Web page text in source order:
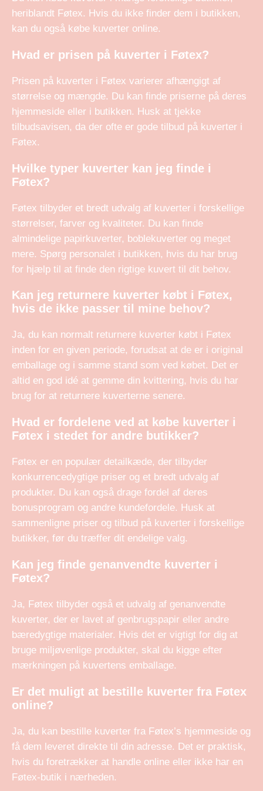
heriblandt Føtex. Hvis du ikke finder dem i butikken,
kan du også købe kuverter online.
Hvad er prisen på kuverter i Føtex?
Prisen på kuverter i Føtex varierer afhængigt af
størrelse og mængde. Du kan finde priserne på deres
hjemmeside eller i butikken. Husk at tjekke
tilbudsavisen, da der ofte er gode tilbud på kuverter i
Føtex.
Hvilke typer kuverter kan jeg finde i
Føtex?
Føtex tilbyder et bredt udvalg af kuverter i forskellige
størrelser, farver og kvaliteter. Du kan finde
almindelige papirkuverter, boblekuverter og meget
mere. Spørg personalet i butikken, hvis du har brug
for hjælp til at finde den rigtige kuvert til dit behov.
Kan jeg returnere kuverter købt i Føtex,
hvis de ikke passer til mine behov?
Ja, du kan normalt returnere kuverter købt i Føtex
inden for en given periode, forudsat at de er i original
emballage og i samme stand som ved købet. Det er
altid en god idé at gemme din kvittering, hvis du har
brug for at returnere kuverterne senere.
Hvad er fordelene ved at købe kuverter i
Føtex i stedet for andre butikker?
Føtex er en populær detailkæde, der tilbyder
konkurrencedygtige priser og et bredt udvalg af
produkter. Du kan også drage fordel af deres
bonusprogram og andre kundefordele. Husk at
sammenligne priser og tilbud på kuverter i forskellige
butikker, før du træffer dit endelige valg.
Kan jeg finde genanvendte kuverter i
Føtex?
Ja, Føtex tilbyder også et udvalg af genanvendte
kuverter, der er lavet af genbrugspapir eller andre
bæredygtige materialer. Hvis det er vigtigt for dig at
bruge miljøvenlige produkter, skal du kigge efter
mærkningen på kuvertens emballage.
Er det muligt at bestille kuverter fra Føtex
online?
Ja, du kan bestille kuverter fra Føtex’s hjemmeside og
få dem leveret direkte til din adresse. Det er praktisk,
hvis du foretrækker at handle online eller ikke har en
Føtex-butik i nærheden.